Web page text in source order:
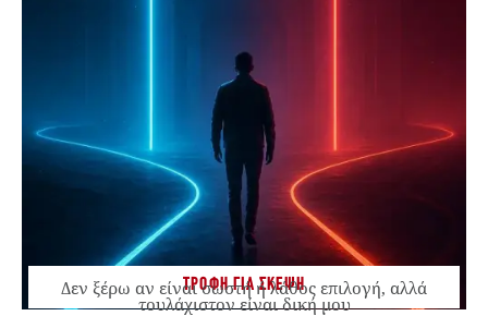
ΤΡΟΦΗ ΓΙΑ ΣΚΕΨΗ
Δεν ξέρω αν είναι σωστή ή λάθος επιλογή, αλλά
τουλάχιστον είναι δική μου